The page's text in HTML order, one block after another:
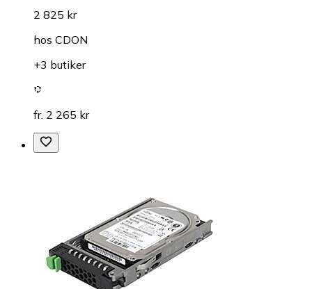
2 825 kr
hos CDON
+3 butiker
fr. 2 265 kr